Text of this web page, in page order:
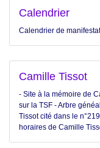
Calendrier
Calendrier de
Camille Tissot
- Site à la mémoire de
sur la TSF - Arbre
Tissot cité dans le
horaires de Camille